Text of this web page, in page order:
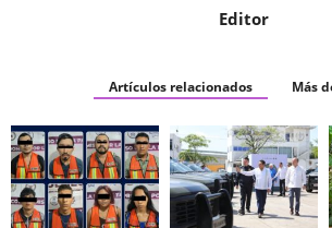
Editor
Artículos relacionados Más